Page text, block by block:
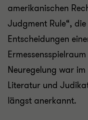
amerikanischen
Judgment Rule“,
Entscheidungen
Neuregelung war
Literatur und
längst anerkannt.